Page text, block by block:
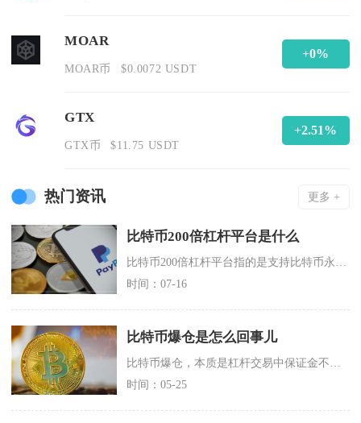
MOAR
MOAR币 $0.0072 USDT
+0%
GTX
GTX币 $11.75 USDT
+2.51%
热门资讯 更多 +
比特币200倍杠杆平台是什么
时间：07-16
比特币爆仓是怎么回事儿
比特币爆仓，本质是杠杆交易中保证金不足被交易所强制平仓，导致本金清零甚至倒欠的风险事件，核
时间：05-25